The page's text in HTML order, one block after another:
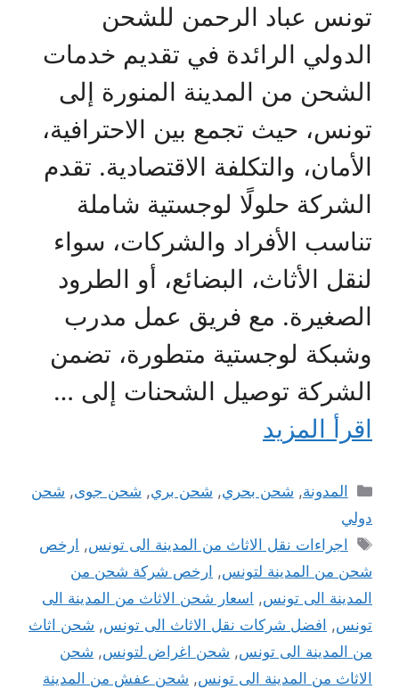
تونس عباد الرحمن للشحن
الدولي الرائدة في تقديم خدمات
الشحن من المدينة المنورة إلى
تونس، حيث تجمع بين الاحترافية،
الأمان، والتكلفة الاقتصادية. تقدم
الشركة حلولًا لوجستية شاملة
تناسب الأفراد والشركات، سواء
لنقل الأثاث، البضائع، أو الطرود
الصغيرة. مع فريق عمل مدرب
وشبكة لوجستية متطورة، تضمن
الشركة توصيل الشحنات إلى …
اقرأ المزيد
التصنيفات
المدونة, شحن بحري, شحن بري, شحن جوى, شحن
دولي
الوسوم
اجراءات نقل الاثاث من المدينة الى تونس, ارخص
شحن من المدينة لتونس, ارخص شركة شحن من
المدينة الى تونس, اسعار شحن الاثاث من المدينة الى
تونس, افضل شركات نقل الاثاث الى تونس, شحن اثاث
من المدينة الى تونس, شحن اغراض لتونس, شحن
الاثاث من المدينة الى تونس, شحن عفش من المدينة